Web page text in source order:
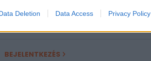
Deletion Data Access Privacy Policy
BEJELENTKEZÉS